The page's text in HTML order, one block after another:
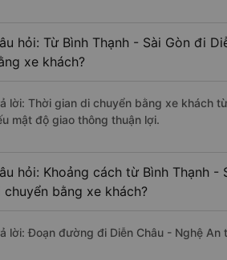
hỏi: Từ Bình Thạnh - Sài Gòn đi
xe khách?
lời: Thời gian di chuyển bằng xe khách
mật độ giao thông thuận lợi.
hỏi: Khoảng cách từ Bình Thạnh
chuyển bằng xe khách?
lời: Đoạn đường đi Diễn Châu - Nghệ